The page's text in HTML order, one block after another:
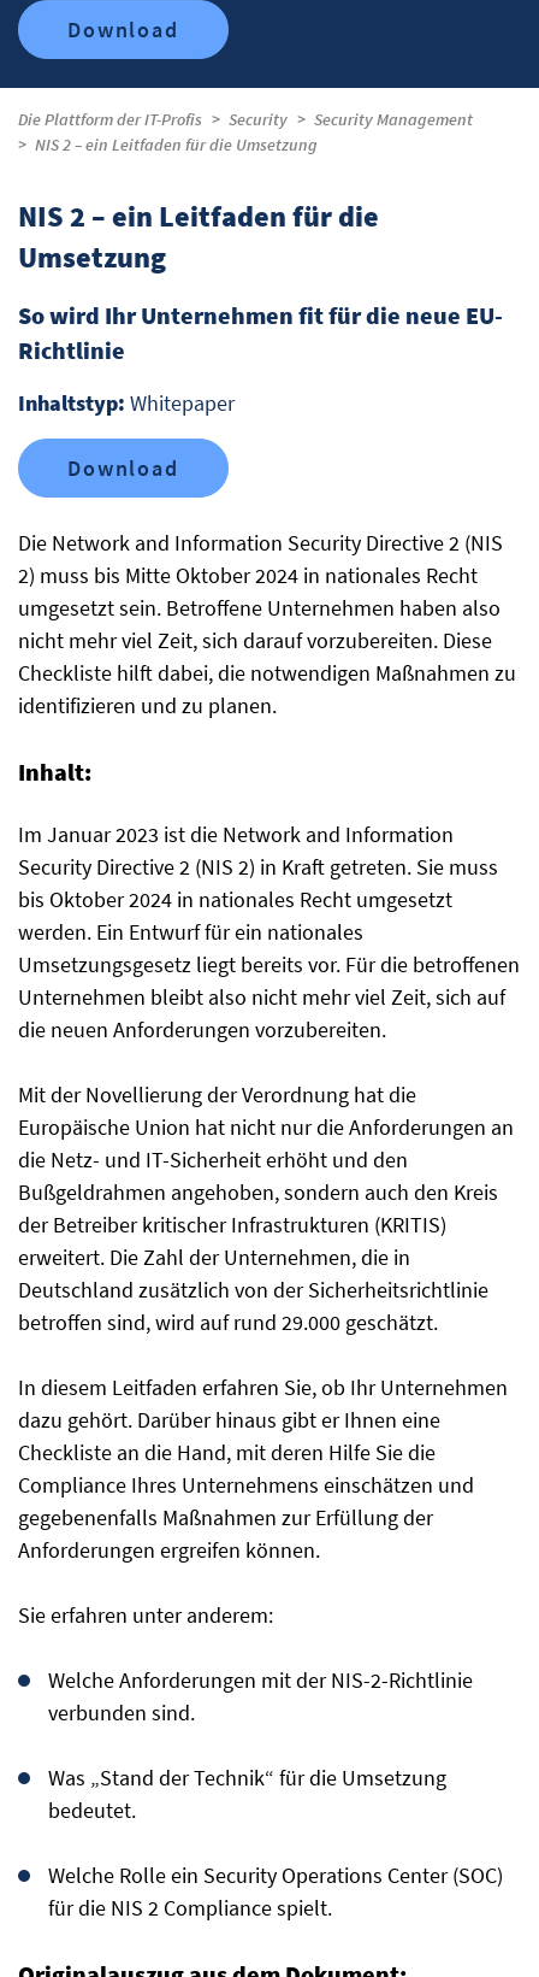
Download
Die Plattform der IT-Profis Security
Security Management
NIS 2 – ein Leitfaden für die Umsetzung
Die Network and Information Security Directive 2 (NIS
2) muss bis Mitte Oktober 2024 in nationales Recht
umgesetzt sein. Betroffene Unternehmen haben also
nicht mehr viel Zeit, sich darauf vorzubereiten. Diese
Checkliste hilft dabei, die notwendigen Maßnahmen zu
identifizieren und zu planen.
Inhalt:
Im Januar 2023 ist die Network and Information
Security Directive 2 (NIS 2) in Kraft getreten. Sie muss
bis Oktober 2024 in nationales Recht umgesetzt
werden. Ein Entwurf für ein nationales
Umsetzungsgesetz liegt bereits vor. Für die betroffenen
Unternehmen bleibt also nicht mehr viel Zeit, sich auf
die neuen Anforderungen vorzubereiten.
Mit der Novellierung der Verordnung hat die
Europäische Union hat nicht nur die Anforderungen an
die Netz- und IT-Sicherheit erhöht und den
Bußgeldrahmen angehoben, sondern auch den Kreis
der Betreiber kritischer Infrastrukturen (KRITIS)
erweitert. Die Zahl der Unternehmen, die in
Deutschland zusätzlich von der Sicherheitsrichtlinie
betroffen sind, wird auf rund 29.000 geschätzt.
In diesem Leitfaden erfahren Sie, ob Ihr Unternehmen
dazu gehört. Darüber hinaus gibt er Ihnen eine
Checkliste an die Hand, mit deren Hilfe Sie die
Compliance Ihres Unternehmens einschätzen und
gegebenenfalls Maßnahmen zur Erfüllung der
Anforderungen ergreifen können.
Sie erfahren unter anderem:
Welche Anforderungen mit der NIS-2-Richtlinie
verbunden sind.
Was „Stand der Technik“ für die Umsetzung
bedeutet.
Welche Rolle ein Security Operations Center (SOC)
für die NIS 2 Compliance spielt.
NIS 2 – ein Leitfaden für die
Umsetzung
So wird Ihr Unternehmen fit für die neue EU-
Richtlinie
Inhaltstyp: Whitepaper
Download